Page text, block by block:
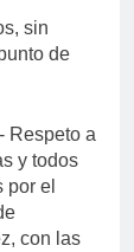
sin
de
Respeto a
y todos
por el
con las